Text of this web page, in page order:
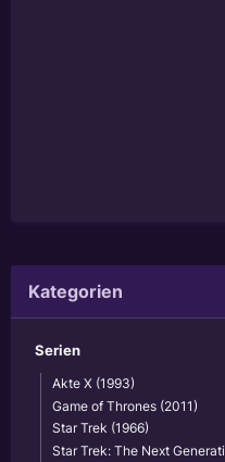
Kategorien
Serien
Akte X (1993)
Game of Thrones (2011)
Star Trek (1966)
Star Trek: The Next